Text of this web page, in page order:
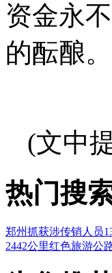
资金永
的酝酿
(文中
热门搜
郑州抓获涉传销人员
2442公里红色旅游公